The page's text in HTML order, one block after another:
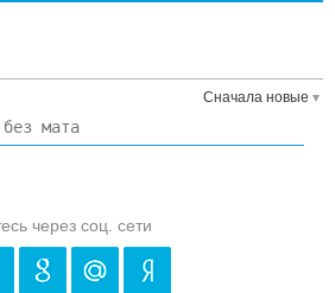
Сначала новые
через соц. сети